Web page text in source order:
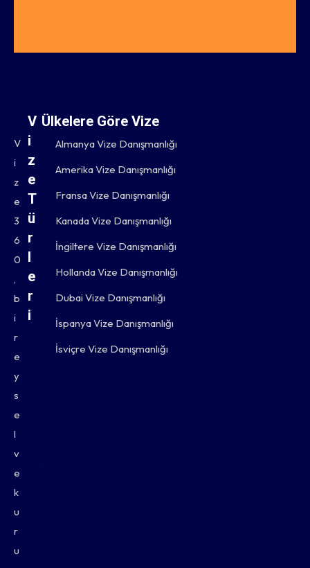
V
i
z
e
3
6
0
,
b
i
r
e
y
s
e
l
v
e
k
u
r
u
V
i
z
e
T
ü
r
l
e
r
i
Ülkelere Göre Vize
Almanya Vize Danışmanlığı
Amerika Vize Danışmanlığı
Fransa Vize Danışmanlığı
Kanada Vize Danışmanlığı
İngiltere Vize Danışmanlığı
Hollanda Vize Danışmanlığı
Dubai Vize Danışmanlığı
İspanya Vize Danışmanlığı
İsviçre Vize Danışmanlığı